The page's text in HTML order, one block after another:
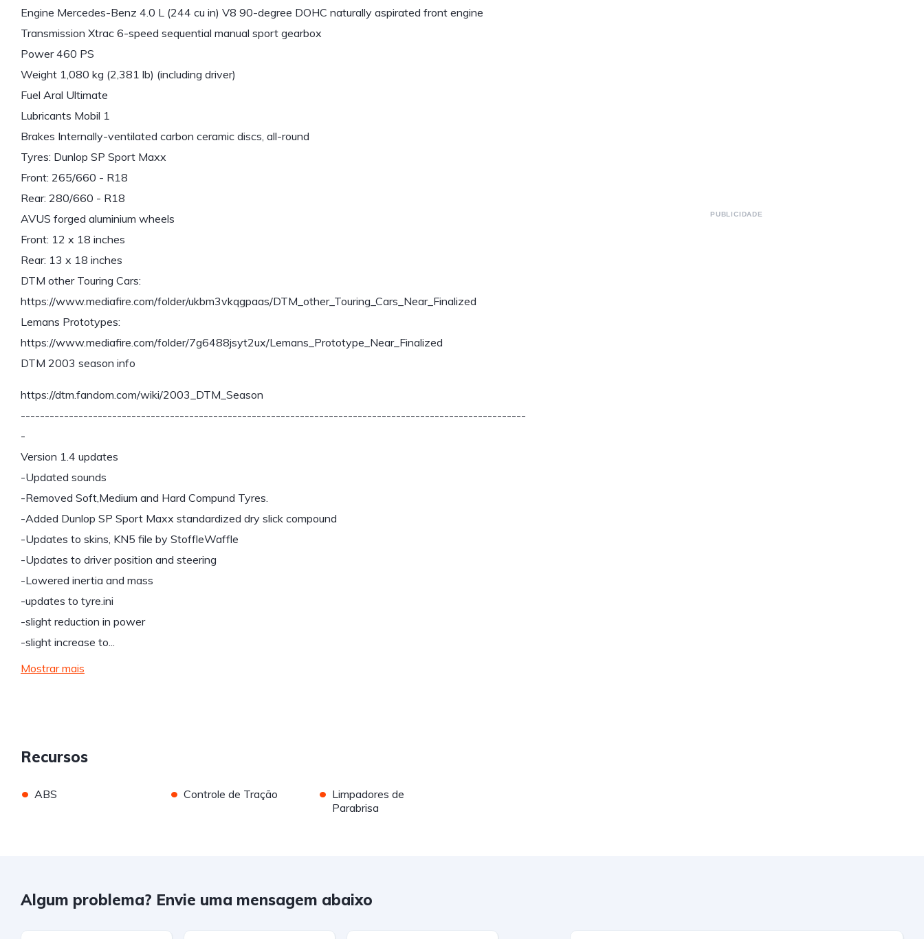
Engine Mercedes-Benz 4.0 L (244 cu in) V8 90-degree DOHC naturally aspirated front engine
Transmission Xtrac 6-speed sequential manual sport gearbox
Power 460 PS
Weight 1,080 kg (2,381 lb) (including driver)
Fuel Aral Ultimate
Lubricants Mobil 1
Brakes Internally-ventilated carbon ceramic discs, all-round
Tyres: Dunlop SP Sport Maxx
Front: 265/660 - R18
Rear: 280/660 - R18
AVUS forged aluminium wheels
Front: 12 x 18 inches
Rear: 13 x 18 inches
DTM other Touring Cars:
https://www.mediafire.com/folder/ukbm3vkqgpaas/DTM_other_Touring_Cars_Near_Finalized
Lemans Prototypes:
https://www.mediafire.com/folder/7g6488jsyt2ux/Lemans_Prototype_Near_Finalized
DTM 2003 season info
https://dtm.fandom.com/wiki/2003_DTM_Season
---------------------------------------------------------------------------------------------------------
-
Version 1.4 updates
-Updated sounds
-Removed Soft,Medium and Hard Compund Tyres.
-Added Dunlop SP Sport Maxx standardized dry slick compound
-Updates to skins, KN5 file by StoffleWaffle
-Updates to driver position and steering
-Lowered inertia and mass
-updates to tyre.ini
-slight reduction in power
-slight increase to...
Mostrar mais
Recursos
• ABS • Controle de Tração • Limpadores de
Parabrisa
PUBLICIDADE
Algum problema? Envie uma mensagem abaixo